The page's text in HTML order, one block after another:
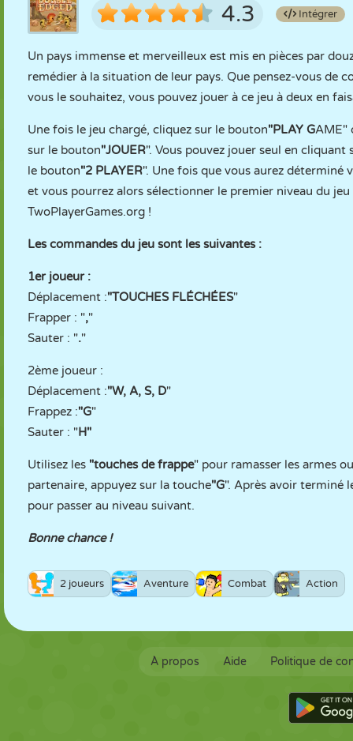
4.3 Intégrer
Un pays immense et merveilleux est mis en pièces par
remédier à la situation de leur pays. Que pensez-vous de
vous le souhaitez, vous pouvez jouer à ce jeu à deux en
Une fois le jeu chargé, cliquez sur le bouton"PLAY GAME"
sur le bouton"JOUER". Vous pouvez jouer seul en cliquant
le bouton"2 PLAYER". Une fois que vous aurez déterminé
et vous pourrez alors sélectionner le premier niveau du
TwoPlayerGames.org !
Les commandes du jeu sont les suivantes :
1er joueur :
Déplacement :"TOUCHES FLÉCHÉES"
Frapper : ","
Sauter : "."
2ème joueur :
Déplacement :"W, A, S, D"
Frappez :"G"
Sauter : "H"
Utilisez les "touches de frappe" pour ramasser les armes
partenaire, appuyez sur la touche"G". Après avoir terminé
pour passer au niveau suivant.
Bonne chance !
2 joueurs Aventure Combat Action
À propos Aide Politique de